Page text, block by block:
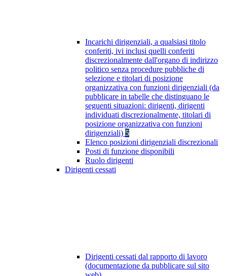
Incarichi dirigenziali, a qualsiasi titolo
conferiti, ivi inclusi quelli conferiti
discrezionalmente dall'organo di indirizzo
politico senza procedure pubbliche di
selezione e titolari di posizione
organizzativa con funzioni dirigenziali (da
pubblicare in tabelle che distinguano le
seguenti situazioni: dirigenti, dirigenti
individuati discrezionalmente, titolari di
posizione organizzativa con funzioni
dirigenziali) 5
Elenco posizioni dirigenziali discrezionali
Posti di funzione disponibili
Ruolo dirigenti
Dirigenti cessati
Dirigenti cessati dal rapporto di lavoro
(documentazione da pubblicare sul sito